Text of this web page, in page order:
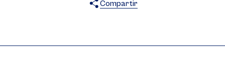
Compartir